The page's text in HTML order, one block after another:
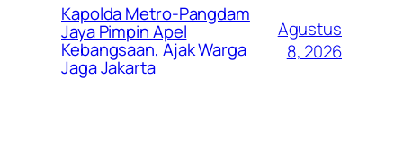
Kapolda Metro-Pangdam
Jaya Pimpin Apel
Kebangsaan, Ajak Warga
Jaga Jakarta
Agustus
8, 2026